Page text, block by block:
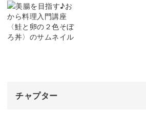
食物繊維を取りづらいお弁当にぜひ、
くれる食物繊維の宝庫で、他にもた
チャプター